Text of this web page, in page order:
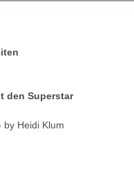
den Superstar
by Heidi Klum